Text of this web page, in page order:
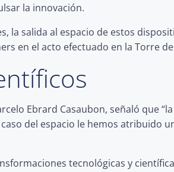
la innovación.
la salida al espacio de estos
en el acto efectuado en la Torre
Ebrard Casaubon, señaló que
del espacio le hemos atribuido
tecnológicas y